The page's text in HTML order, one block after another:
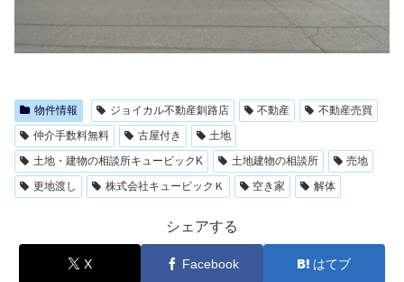
物件情報 ジョイカル不動産釧路店 不動産
不動産売買
仲介手数料無料
古屋付き
土地
土地・建物の相談所キュービックK
土地建物の相談所
売地
更地渡し
株式会社キュービックＫ 空き家 解体
シェアする
X Facebook はてブ